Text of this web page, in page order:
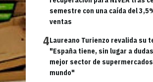
semestre con una caída del
ventas
4Laureano Turienzo revalida su
"España tiene, sin lugar a
mejor sector de
mundo"